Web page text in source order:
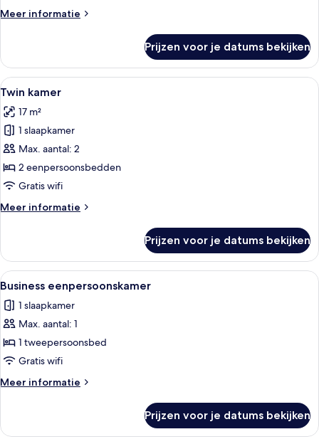
Meer informatie
Meer
Prijzen voor je datums bekijken
Alle
foto's
voor
Twin
kamer
laden
Een hotelkamer met twee bedden,
9
Twin kamer
17 m²
1 slaapkamer
Max. aantal: 2
2 eenpersoonsbedden
Gratis wifi
Meer informatie
Meer
kamer
Prijzen voor je datums bekijken
Alle
foto's
voor
Business
eenpersoonskamer
laden
Business eenpersoonskamer | Een
1
Business eenpersoonskamer
1 slaapkamer
Max. aantal: 1
1 tweepersoonsbed
Gratis wifi
Meer informatie
Meer
eenpersoonskamer
Prijzen voor je datums bekijken